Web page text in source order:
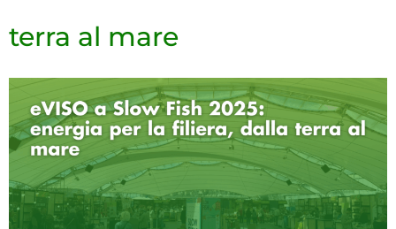
terra al mare